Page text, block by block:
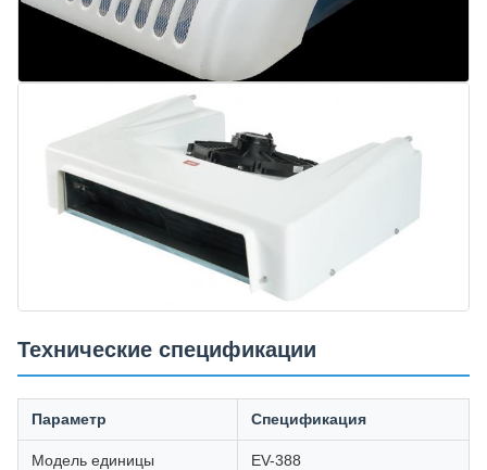
Технические спецификации
Параметр Спецификация
Модель единицы EV-388